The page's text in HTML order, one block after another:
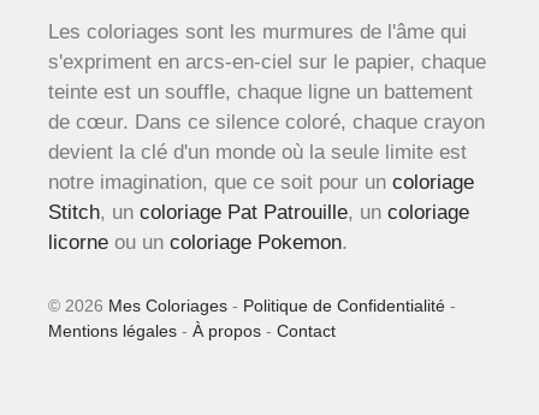
Les coloriages sont les murmures de l'âme qui
s'expriment en arcs-en-ciel sur le papier, chaque
teinte est un souffle, chaque ligne un battement
de cœur. Dans ce silence coloré, chaque crayon
devient la clé d'un monde où la seule limite est
notre imagination, que ce soit pour un coloriage
Stitch, un coloriage Pat Patrouille, un coloriage
licorne ou un coloriage Pokemon.
© 2026 Mes Coloriages - Politique de Confidentialité -
Mentions légales - À propos - Contact